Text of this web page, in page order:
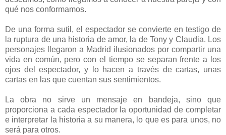
qué nos conformamos.
De una forma sutil, el espectador se convierte en testigo de
la ruptura de una historia de amor, la de Tony y Claudia. Los
personajes llegaron a Madrid ilusionados por compartir una
vida en común, pero con el tiempo se separan frente a los
ojos del espectador, y lo hacen a través de cartas, unas
cartas en las que cuentan sus sentimientos.
La obra no sirve un mensaje en bandeja, sino que
proporciona a cada espectador la oportunidad de completar
e interpretar la historia a su manera, lo que es para unos, no
será para otros.